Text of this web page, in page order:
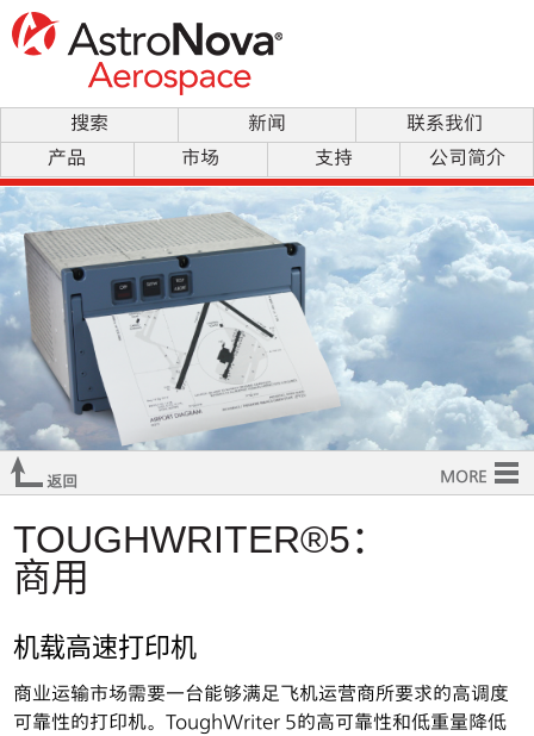
搜索 新闻
联系我们
产品
市场 支持 公司简介
返回 MORE
机载打印机
TOUGHWRITER®5：
商用
机载高速打印机
商业运输市场需要一台能够满足飞机运营商所要求的高调度
可靠性的打印机。ToughWriter 5的高可靠性和低重量降低